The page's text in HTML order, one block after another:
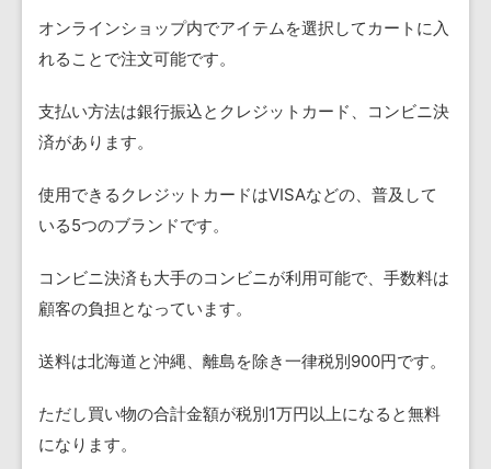
オンラインショップ内でアイテムを選択してカートに入
れることで注文可能です。
支払い方法は銀行振込とクレジットカード、コンビニ決
済があります。
使用できるクレジットカードはVISAなどの、普及して
いる5つのブランドです。
コンビニ決済も大手のコンビニが利用可能で、手数料は
顧客の負担となっています。
送料は北海道と沖縄、離島を除き一律税別900円です。
ただし買い物の合計金額が税別1万円以上になると無料
になります。